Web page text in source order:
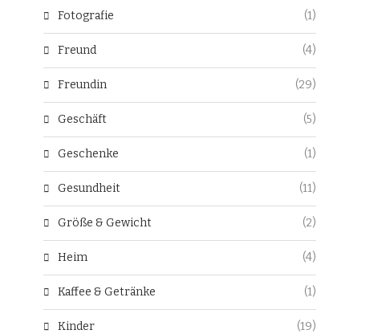
Fotografie (1)
Freund (4)
Freundin (29)
Geschäft (5)
Geschenke (1)
Gesundheit (11)
Größe & Gewicht (2)
Heim (4)
Kaffee & Getränke (1)
Kinder (19)